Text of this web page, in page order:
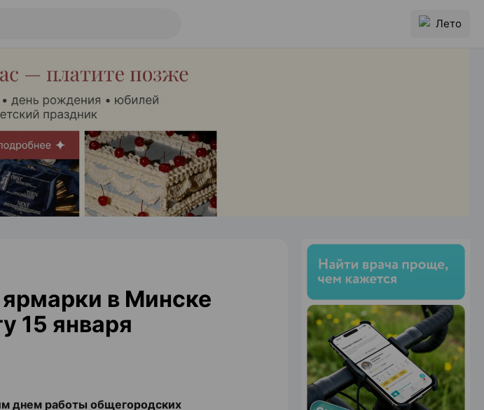
Лето
РЕКЛАМА НА САЙТЕ
в Минске
15 января
днем работы общегородских
ЭФФЕКТИВНАЯ РЕКЛАМА НА САЙТЕ